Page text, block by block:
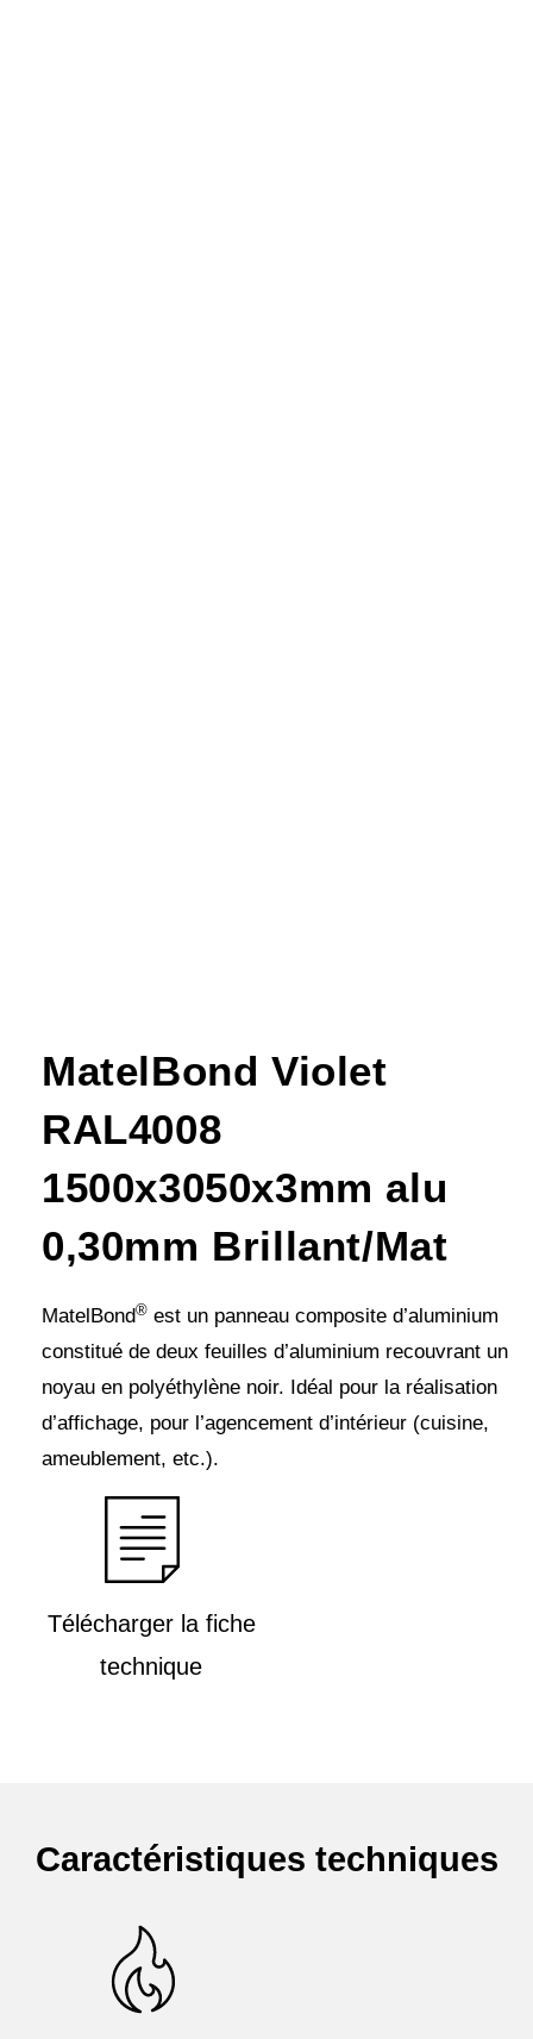
MatelBond Violet
RAL4008
1500x3050x3mm alu
0,30mm Brillant/Mat
MatelBond® est un panneau composite d’aluminium
constitué de deux feuilles d’aluminium recouvrant un
noyau en polyéthylène noir. Idéal pour la réalisation
d’affichage, pour l’agencement d’intérieur (cuisine,
ameublement, etc.).
Télécharger la fiche
technique
Caractéristiques techniques